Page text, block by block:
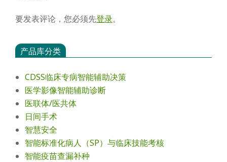
要发表评论，您必须先登录。
产品库分类
CDSS临床专病智能辅助决策
医学影像智能辅助诊断
医联体/医共体
日间手术
智慧安全
智能标准化病人（SP）与临床技能考核
智能疫苗查漏补种